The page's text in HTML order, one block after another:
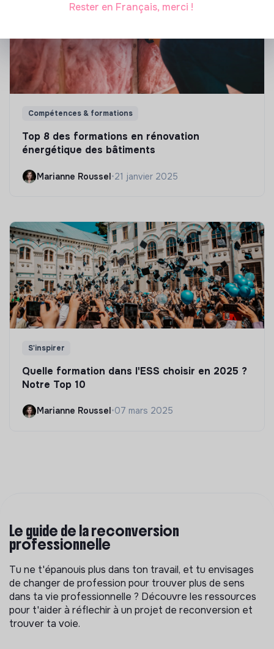
Compétences & formations
Top 8 des formations en rénovation
énergétique des bâtiments
Marianne Roussel•21 janvier 2025
S'inspirer
Quelle formation dans l'ESS choisir en 2025 ?
Notre Top 10
Marianne Roussel •07 mars 2025
Le guide de la reconversion
professionnelle
Tu ne t'épanouis plus dans ton travail, et tu envisages
de changer de profession pour trouver plus de sens
dans ta vie professionnelle ? Découvre les ressources
pour t'aider à réflechir à un projet de reconversion et
trouver ta voie.
Rester en Français, merci !